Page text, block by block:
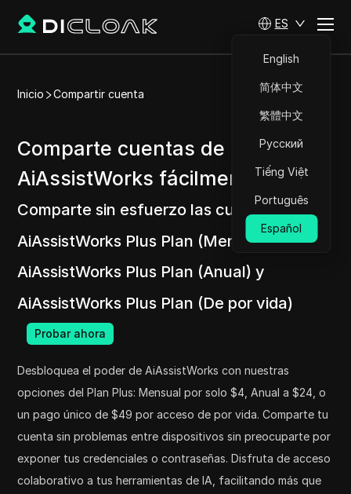
ES
English
简体中文
繁體中文
Русский
Tiếng Việt
Português
Español
Inicio Compartir cuenta
Comparte cuentas de
AiAssistWorks fácilmente
Comparte sin esfuerzo las cuentas de
AiAssistWorks Plus Plan (Mensual),
AiAssistWorks Plus Plan (Anual) y
AiAssistWorks Plus Plan (De por vida)
Probar ahora
Desbloquea el poder de AiAssistWorks con nuestras
opciones del Plan Plus: Mensual por solo $4, Anual a $24, o
un pago único de $49 por acceso de por vida. Comparte tu
cuenta sin problemas entre dispositivos sin preocuparte por
exponer tus credenciales o contraseñas. Disfruta de acceso
colaborativo a tus herramientas de IA, facilitando más que